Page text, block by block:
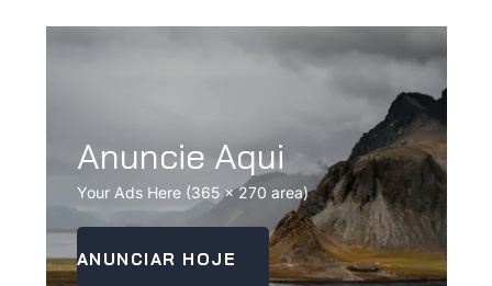
Anuncie Aqui
Your Ads Here (365 x 270 area)
ANUNCIAR HOJE